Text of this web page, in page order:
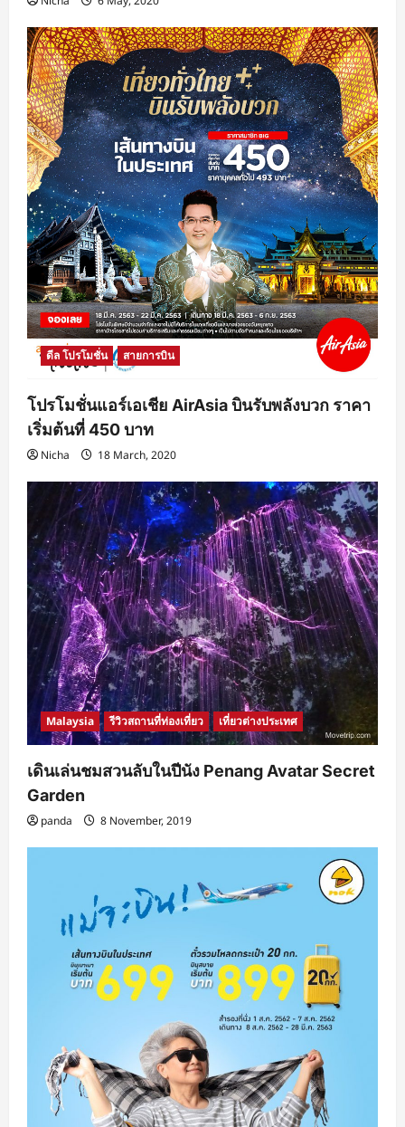
ดีล โปรโมชั่น สายการบิน
โปรโมชั่นแอร์เอเชีย AirAsia บินรับพลังบวก ราคา
เริ่มต้นที่ 450 บาท
Nicha 18 March, 2020
Malaysia รีวิวสถานที่ท่องเที่ยว เที่ยวต่างประเทศ
เดินเล่นชมสวนลับในปีนัง Penang Avatar Secret
Garden
panda 8 November, 2019